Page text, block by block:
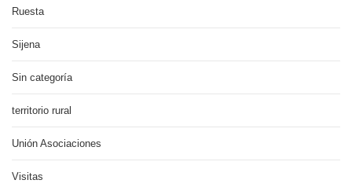
Ruesta
Sijena
Sin categoría
territorio rural
Unión Asociaciones
Visitas